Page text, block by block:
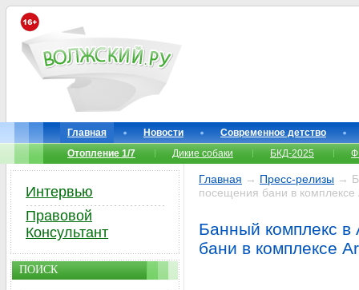
Главная Новости
Современное детство
Отопление 1/7
Дикие собаки БКД-2025
Главная → Пресс-релизы →
посещения бани в комплексе
Банный комплекс
бани в комплексе
Интервью
Правовой
Консультант
ПОИСК